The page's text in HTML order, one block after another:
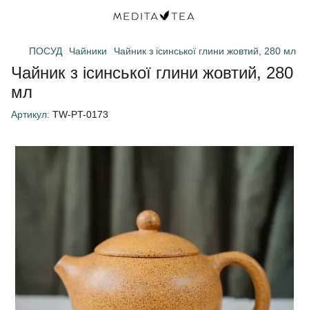
ПОСУД Чайники Чайник з ісинської глини жовтий, 280 мл
Чайник з ісинської глини жовтий, 280
мл
Артикул: TW-PT-0173